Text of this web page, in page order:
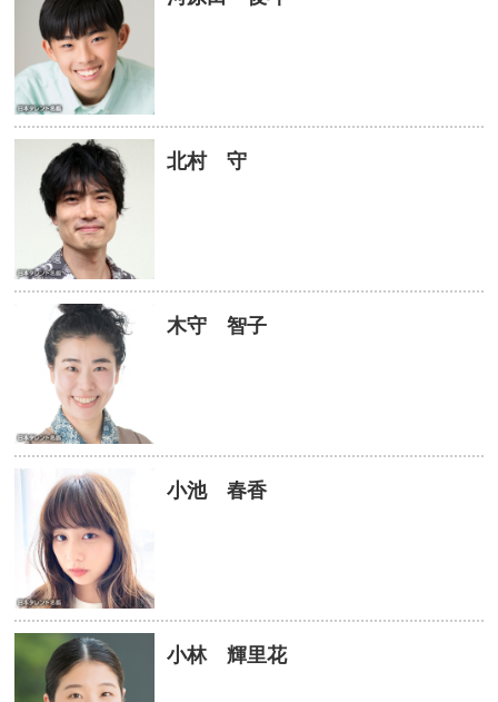
北村 守
木守 智子
小池 春香
小林 輝里花